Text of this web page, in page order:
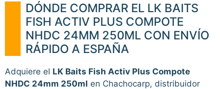
DÓNDE COMPRAR EL LK BAITS
FISH ACTIV PLUS COMPOTE
NHDC 24MM 250ML CON ENVÍO
RÁPIDO A ESPAÑA
Adquiere el LK Baits Fish Activ Plus Compote
NHDC 24mm 250ml en Chachocarp, distribuidor